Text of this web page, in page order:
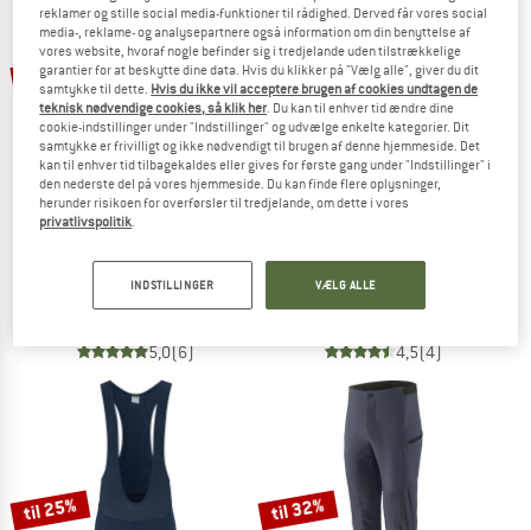
TO THE SALE
35%
Ledro Shorts
5,0(6)
til 22%
Icon Bibshorts
4,5(4)
til 25% til 32%
reklamer og stille social media-funktioner til rådighed. Derved får vores social
media-, reklame- og analysepartnere også information om din benyttelse af
vores website, hvoraf nogle befinder sig i tredjelande uden tilstrækkelige
garantier for at beskytte dine data. Hvis du klikker på "Vælg alle", giver du dit
samtykke til dette. Hvis du ikke vil acceptere brugen af cookies undtagen de
teknisk nødvendige cookies, så klik her. Du kan til enhver tid ændre dine
cookie-indstillinger under "Indstillinger" og udvælge enkelte kategorier. Dit
samtykke er frivilligt og ikke nødvendigt til brugen af denne hjemmeside. Det
kan til enhver tid tilbagekaldes eller gives for første gang under "Indstillinger" i
den nederste del på vores hjemmeside. Du kan finde flere oplysninger,
herunder risikoen for overførsler til tredjelande, om dette i vores
privatlivspolitik.
INDSTILLINGER VÆLG ALLE